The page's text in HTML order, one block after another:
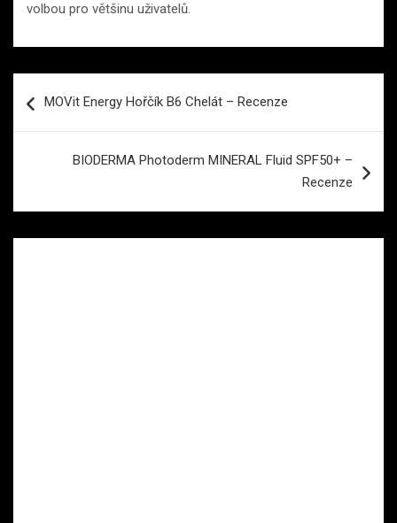
volbou pro většinu uživatelů.
proMOVit Energy Hořčík B6 Chelát – Recenze
BIODERMA Photoderm MINERAL Fluid SPF50+ –
Recenze